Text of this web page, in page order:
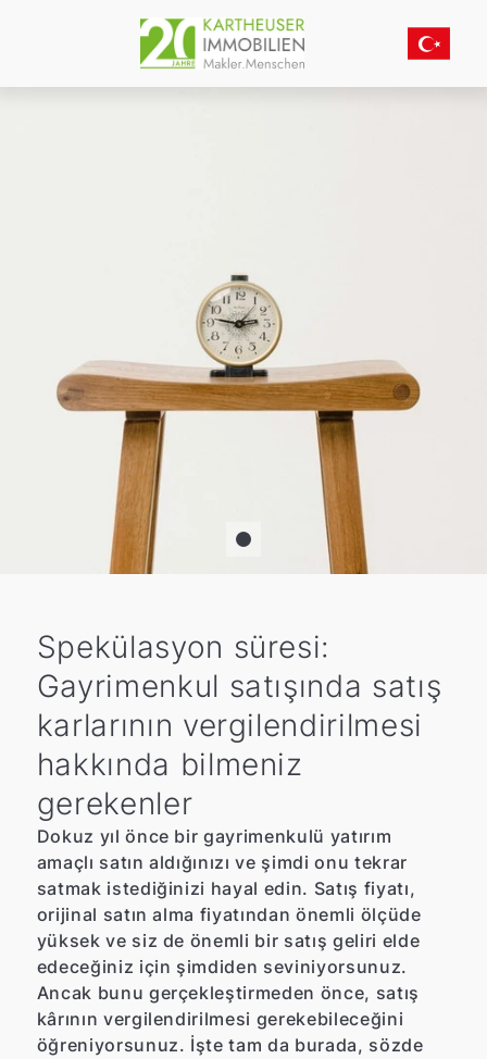
Spekülasyon süresi:
Gayrimenkul satışında satış
karlarının vergilendirilmesi
hakkında bilmeniz
gerekenler
Dokuz yıl önce bir gayrimenkulü yatırım
amaçlı satın aldığınızı ve şimdi onu tekrar
satmak istediğinizi hayal edin. Satış fiyatı,
orijinal satın alma fiyatından önemli ölçüde
yüksek ve siz de önemli bir satış geliri elde
edeceğiniz için şimdiden seviniyorsunuz.
Ancak bunu gerçekleştirmeden önce, satış
kârının vergilendirilmesi gerekebileceğini
öğreniyorsunuz. İşte tam da burada, sözde